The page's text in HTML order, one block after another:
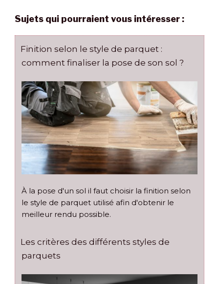
Sujets qui pourraient vous intéresser :
Finition selon le style de parquet :
comment finaliser la pose de son sol ?
À la pose d'un sol il faut choisir la finition selon
le style de parquet utilisé afin d'obtenir le
meilleur rendu possible.
Les critères des différents styles de
parquets